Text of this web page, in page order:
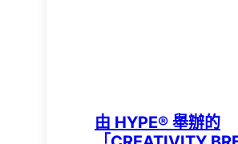
由 HYPE®️ 舉辦的